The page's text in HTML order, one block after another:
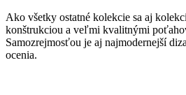
Ako všetky ostatné kolekcie sa aj
konštrukciou a veľmi kvalitnými
Samozrejmosťou je aj najmodernejší
ocenia.